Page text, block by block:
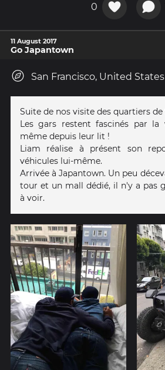
0
11 August 2017
Go Japantown
San Francisco, United States
Suite de nos visite des quartiers de
Les gars restent fascinés par
même depuis leur lit !
Liam réalise à présent son
véhicules lui-même.
Arrivée à Japantown. Un peu
tour et un mall dédié, il n'y a pas
à voir.